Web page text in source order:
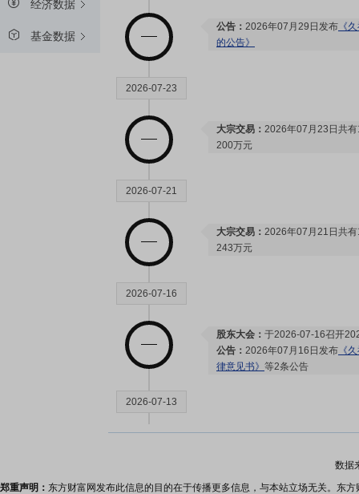
经济数据
基金数据
公告： 2026年07月29日发布 《
的公告》
2026-07-23
大宗交易： 2026年07月23日共
200万元
2026-07-21
大宗交易： 2026年07月21日共
243万元
2026-07-16
股东大会： 于2026-07-16召开
公告： 2026年07月16日发布 《
律意见书》 等2条公告
2026-07-13
数据
郑重声明： 东方财富网发布此信息的目的在于传播更多信息，与本站立场无关。东